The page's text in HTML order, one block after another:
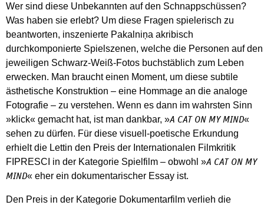
Wer sind diese Unbekannten auf den Schnappschüssen?
Was haben sie erlebt? Um diese Fragen spielerisch zu
beantworten, inszenierte Pakalniņa akribisch
durchkomponierte Spielszenen, welche die Personen auf den
jeweiligen Schwarz-Weiß-Fotos buchstäblich zum Leben
erwecken. Man braucht einen Moment, um diese subtile
ästhetische Konstruktion – eine Hommage an die analoge
Fotografie – zu verstehen. Wenn es dann im wahrsten Sinn
»klick« gemacht hat, ist man dankbar, »A CAT ON MY MIND«
sehen zu dürfen. Für diese visuell-poetische Erkundung
erhielt die Lettin den Preis der Internationalen Filmkritik
FIPRESCI in der Kategorie Spielfilm – obwohl »A CAT ON MY
MIND« eher ein dokumentarischer Essay ist.
Den Preis in der Kategorie Dokumentarfilm verlieh die